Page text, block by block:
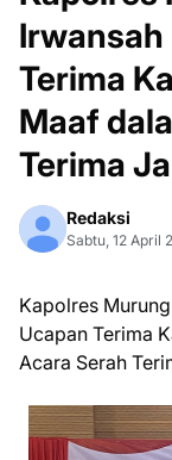
Irwansah
Terima
Maaf
Terima
Redaksi
Sabtu, 12 April
Kapolres
Ucapan Terima
Acara Serah